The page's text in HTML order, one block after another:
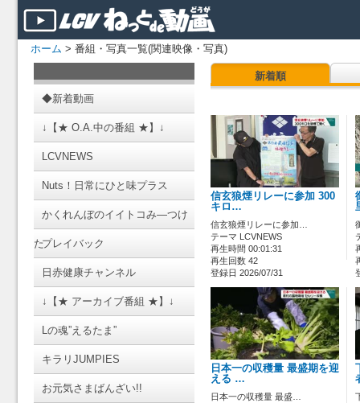
ホーム > 番組・写真一覧(関連映像・写真)
◆新着動画
↓【★ O.A.中の番組 ★】↓
LCVNEWS
Nuts！日常にひと味プラス
かくれんぼのイイトコみ―つけ
たプレイバック
日赤健康チャンネル
↓【★ アーカイブ番組 ★】↓
Lの魂”えるたま”
キラリJUMPIES
お元気さまばんざい!!
新着順
信玄狼煙リレーに参加 300
キロ…
信玄狼煙リレーに参加…
テーマ LCVNEWS
再生時間 00:01:31
再生回数 42
登録日 2026/07/31
日本一の収穫量 最盛期を迎
える …
日本一の収穫量 最盛…